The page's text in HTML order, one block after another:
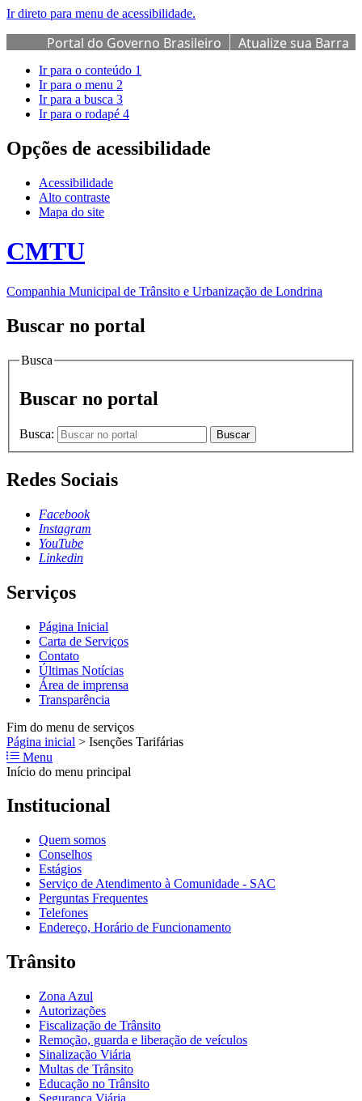
Ir direto para menu de acessibilidade.
Portal do Governo Brasileiro
Atualize sua Barra
de Governo
Ir para o conteúdo 1
Ir para o menu 2
Ir para a busca 3
Ir para o rodapé 4
Opções de acessibilidade
Acessibilidade
Alto contraste
Mapa do site
CMTU
Companhia Municipal de Trânsito e Urbanização de Londrina
Buscar no portal
Busca
Buscar no portal
Busca: Buscar
Redes Sociais
Facebook
Instagram
YouTube
Linkedin
Serviços
Página Inicial
Carta de Serviços
Contato
Últimas Notícias
Área de imprensa
Transparência
Fim do menu de serviços
Página inicial > Isenções Tarifárias
Menu
Início do menu principal
Institucional
Quem somos
Conselhos
Estágios
Serviço de Atendimento à Comunidade - SAC
Perguntas Frequentes
Telefones
Endereço, Horário de Funcionamento
Trânsito
Zona Azul
Autorizações
Fiscalização de Trânsito
Remoção, guarda e liberação de veículos
Sinalização Viária
Multas de Trânsito
Educação no Trânsito